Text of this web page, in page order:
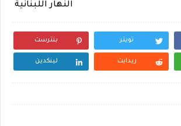
النهار اللبنانية
تويتر بنترست
ريدايت لينكدين